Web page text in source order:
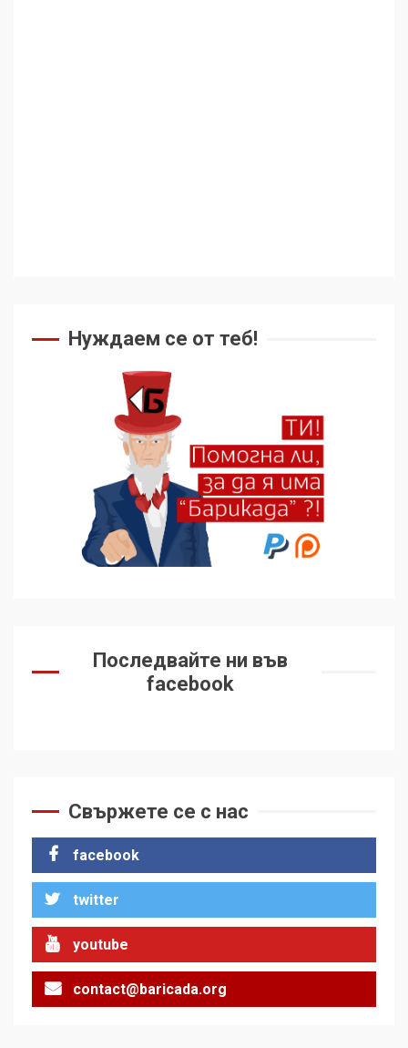
Нуждаем се от теб!
Последвайте ни във
facebook
Свържете се с нас
facebook
twitter
youtube
contact@baricada.org